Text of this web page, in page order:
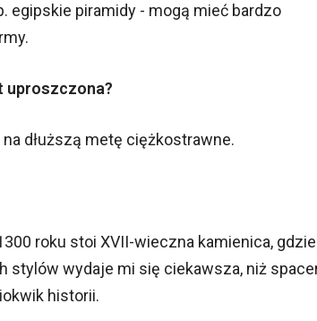
egipskie piramidy - mogą mieć bardzo
uproszczona?
dłuższą metę ciężkostrawne.
roku stoi XVII-wieczna kamienica, gdzie
stylów wydaje mi się ciekawsza, niż
historii.